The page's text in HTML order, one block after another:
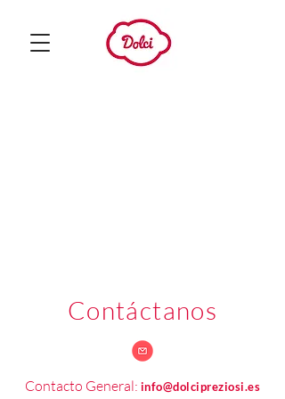
Contáctanos
Contacto General: info@dolcipreziosi.es